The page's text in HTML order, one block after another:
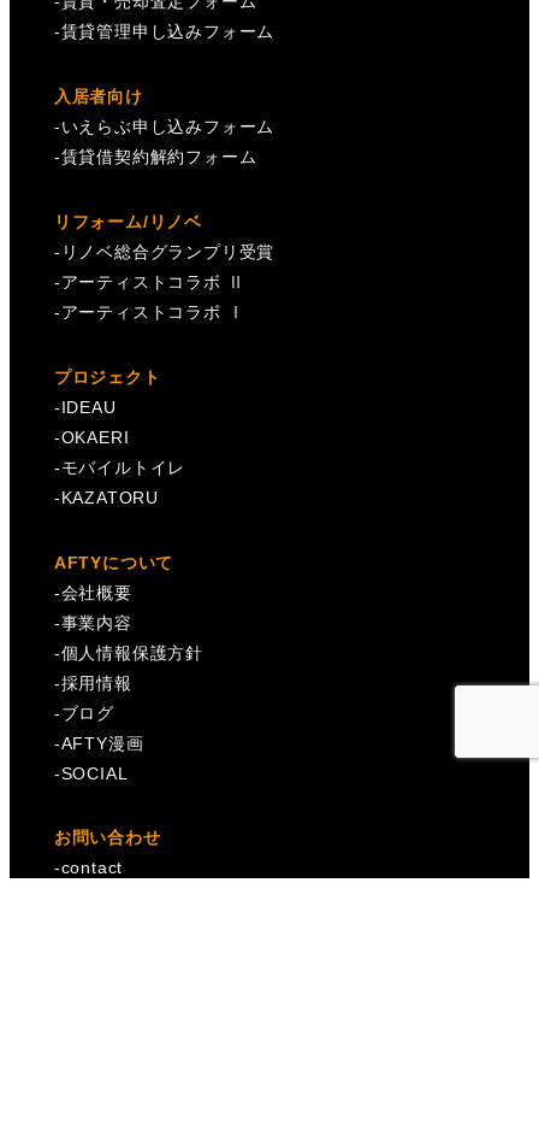
-賃貸管理申し込みフォーム
入居者向け
-いえらぶ申し込みフォーム
-賃貸借契約解約フォーム
リフォーム/リノベ
- リノベ総合グランプリ受賞
-アーティストコラボ Ⅱ
-アーティストコラボ Ⅰ
プロジェクト
-IDEAU
-OKAERI
-モバイルトイレ
-KAZATORU
AFTYについて
-会社概要
-事業内容
-個人情報保護方針
-採用情報
-ブログ
-AFTY漫画
-SOCIAL
お問い合わせ
-contact